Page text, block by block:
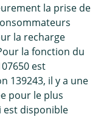
la prise de
la recharge
la fonction du
est
139243, il y a une
pour le plus
est disponible